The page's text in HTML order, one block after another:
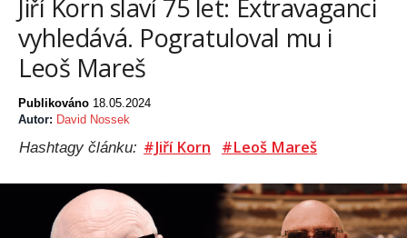
Jiří Korn slaví 75 let: Extravaganci
vyhledává. Pogratuloval mu i
Leoš Mareš
Publikováno 18.05.2024
Autor: David Nossek
Hashtagy článku: #Jiří Korn #Leoš Mareš